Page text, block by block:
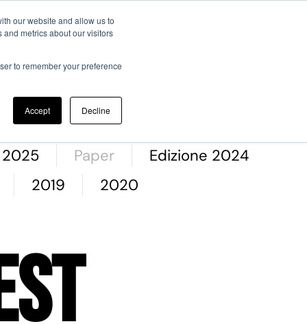
our website and allow us to
metrics about our visitors
to remember your preference
Accept Decline
2025 Paper
Edizione 2024
2019
2020